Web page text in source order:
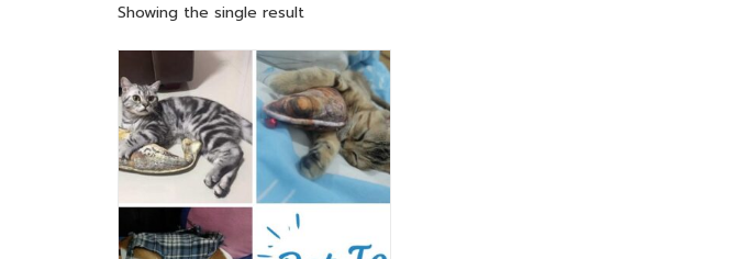
Showing the single result